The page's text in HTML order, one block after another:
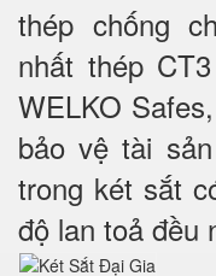
thép chống
nhất thép
WELKO
bảo vệ tài
trong két sắt
độ lan toả đều